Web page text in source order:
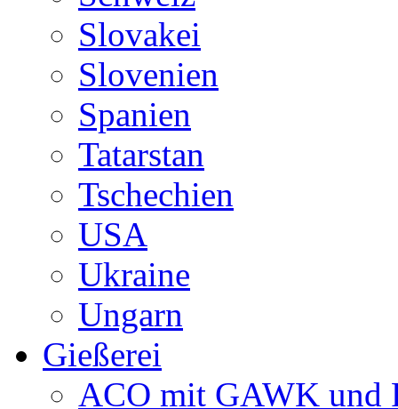
Slovakei
Slovenien
Spanien
Tatarstan
Tschechien
USA
Ukraine
Ungarn
Gießerei
ACO mit GAWK und